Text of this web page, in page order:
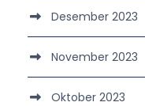
Desember 2023
November 2023
Oktober 2023